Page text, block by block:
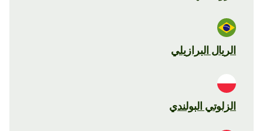
الريال البرازيلي
الزلوتي البولندي